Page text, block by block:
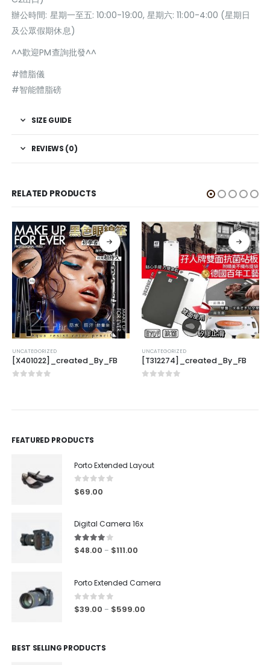
辦公時間: 星期一至五: 10:00-19:00, 星期六: 11:00-4:00 (星期日
及公眾假期休息)
^^歡迎PM查詢批發^^
#體脂儀
#智能體脂磅
SIZE GUIDE
REVIEWS (0)
RELATED PRODUCTS
UNCATEGORIZED
[X401022]_created_By_FB
UNCATEGORIZED
[T312274]_created_By_FB
FEATURED PRODUCTS
Porto Extended Layout
0 out of 5
$69.00
Digital Camera 16x
4.00out of 5
$48.00 – $111.00
Porto Extended Camera
0out of 5
$39.00 – $599.00
BEST SELLING PRODUCTS